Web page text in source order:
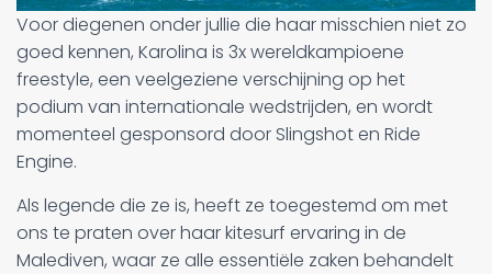
Voor diegenen onder jullie die haar misschien niet zo
goed kennen, Karolina is 3x wereldkampioene
freestyle, een veelgeziene verschijning op het
podium van internationale wedstrijden, en wordt
momenteel gesponsord door Slingshot en Ride
Engine.
Als legende die ze is, heeft ze toegestemd om met
ons te praten over haar kitesurf ervaring in de
Malediven, waar ze alle essentiële zaken behandelt